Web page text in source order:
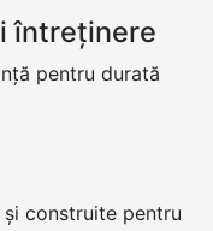
întreținere
pentru durată
construite pentru